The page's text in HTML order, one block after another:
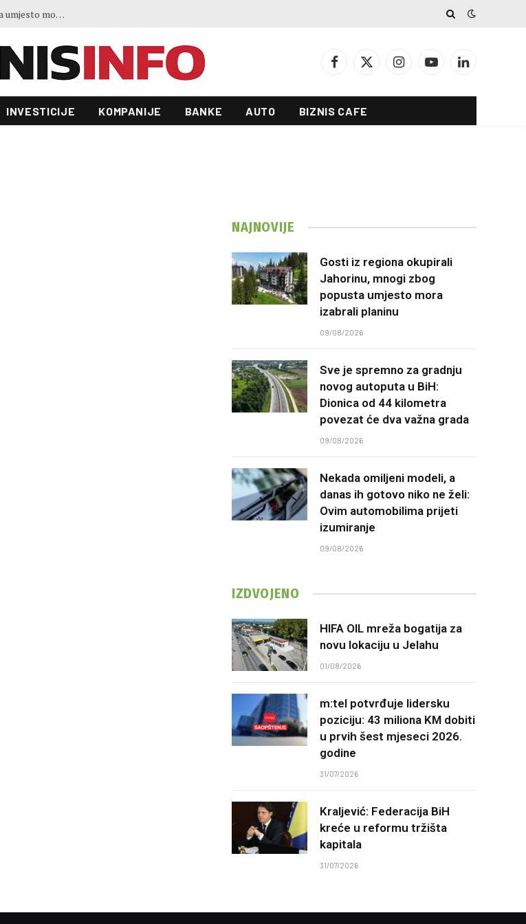
Gosti iz regiona okupirali Jahorinu, mnogi zbog popusta umjesto mora izabrali planinu
Facebook
X
InstagramYouTubeLinkedIn
INVESTICIJE KOMPANIJE BANKE AUTO BIZNIS CAFE
NAJNOVIJE
Gosti iz regiona okupirali
Jahorinu, mnogi zbog
popusta umjesto mora
izabrali planinu
09/08/2026
Sve je spremno za gradnju
novog autoputa u BiH:
Dionica od 44 kilometra
povezat će dva važna grada
09/08/2026
Nekada omiljeni modeli, a
danas ih gotovo niko ne želi:
Ovim automobilima prijeti
izumiranje
09/08/2026
IZDVOJENO
HIFA OIL mreža bogatija za
novu lokaciju u Jelahu
01/08/2026
m:tel potvrđuje lidersku
poziciju: 43 miliona KM dobiti
u prvih šest mjeseci 2026.
godine
31/07/2026
Kraljević: Federacija BiH
kreće u reformu tržišta
kapitala
31/07/2026